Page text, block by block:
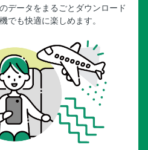
データをまるごとダウンロード
でも快適に楽しめます。